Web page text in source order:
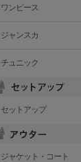
ワンピース
ジャンスカ
チュニック
セットアップ
ジャケット・コート